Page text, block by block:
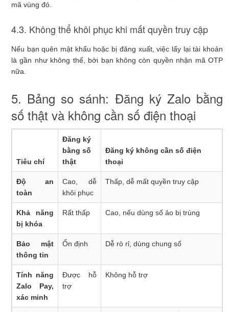
mã vùng đó.
4.3. Không thể khôi phục khi mất quyền truy cập
Nếu bạn quên mật khẩu hoặc bị đăng xuất, việc lấy lại tài khoản
là gần như không thể, bởi bạn không còn quyền nhận mã OTP
nữa.
5. Bảng so sánh: Đăng ký Zalo bằng
số thật và không cần số điện thoại
Tiêu chí
Đăng ký
bằng số
thật
Đăng ký không cần số điện
thoại
Độ an
toàn
Cao, dễ
khôi phục
Thấp, dễ mất quyền truy cập
Khả năng
bị khóa
Rất thấp Cao, nếu dùng số ảo bị trùng
Bảo mật
thông tin
Ổn định Dễ rò rỉ, dùng chung số
Tính năng
Zalo Pay,
xác minh
Được hỗ
trợ
Không hỗ trợ